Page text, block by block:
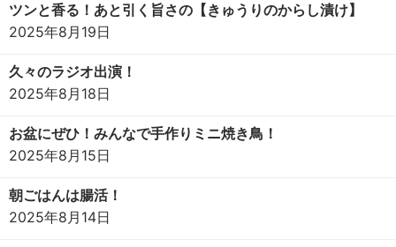
ツンと香る！あと引く旨さの【きゅうりのからし漬け】
2025年8月19日
久々のラジオ出演！
2025年8月18日
お盆にぜひ！みんなで手作りミニ焼き鳥！
2025年8月15日
朝ごはんは腸活！
2025年8月14日